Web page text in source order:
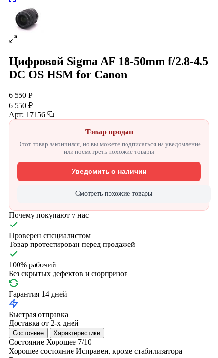
Цифровой Sigma AF 18-50mm f/2.8-4.5
DC OS HSM for Canon
6 550 Р
6 550 ₽
Арт: 17156
Товар продан
Этот товар закончился, но вы можете подписаться на уведомление
или посмотреть похожие товары
Уведомить о наличии
Смотреть похожие товары
Почему покупают у нас
Проверен специалистом
Товар протестирован перед продажей
100% рабочий
Без скрытых дефектов и сюрпризов
Гарантия 14 дней
Быстрая отправка
Доставка от 2-х дней
Состояние Характеристики
Состояние Хорошее 7/10
Хорошее состояние Исправен, кроме стабилизатора